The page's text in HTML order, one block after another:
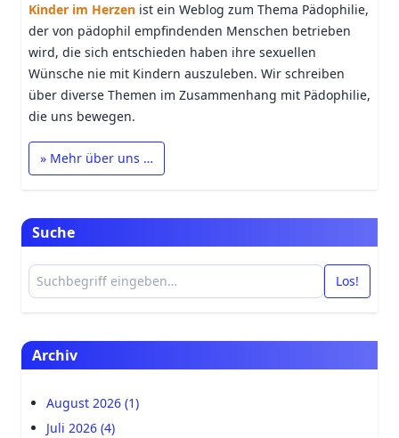
Kinder im Herzen ist ein Weblog zum Thema Pädophilie,
der von pädophil empfindenden Menschen betrieben
wird, die sich entschieden haben ihre sexuellen
Wünsche nie mit Kindern auszuleben. Wir schreiben
über diverse Themen im Zusammenhang mit Pädophilie,
die uns bewegen.
» Mehr über uns …
Suche
Los!
Archiv
August 2026 (1)
Juli 2026 (4)